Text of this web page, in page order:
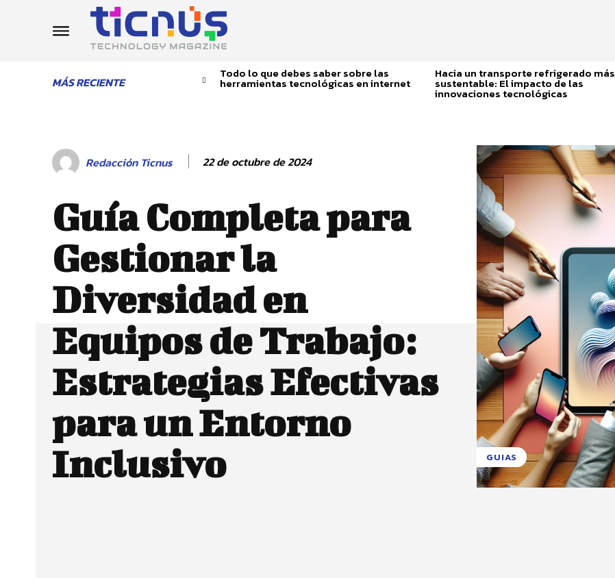
MÁS RECIENTE
Todo lo que debes saber sobre las
herramientas tecnológicas en internet
Hacia un transporte refrigerado más
sustentable: El impacto de las
innovaciones tecnológicas
Redacción Ticnus 22 de octubre de 2024
Guía Completa para
Gestionar la
Diversidad en
Equipos de Trabajo:
Estrategias Efectivas
para un Entorno
Inclusivo
GUIAS